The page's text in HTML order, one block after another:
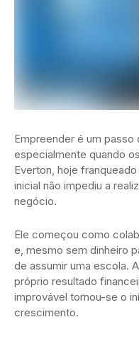
Empreender é um
especialmente quando
Everton, hoje franqueado
inicial não impediu a
negócio.
Ele começou como
e, mesmo sem dinheiro
de assumir uma escola.
próprio resultado
improvável tornou-se o
crescimento.